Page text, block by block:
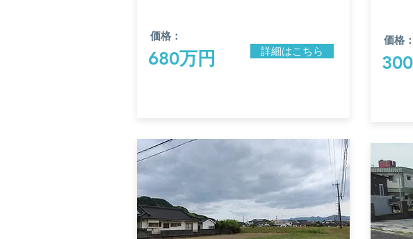
価格：
680万円 詳細はこちら
価格：